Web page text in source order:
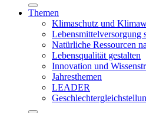
Themen
Klimaschutz und
Lebensmittelversorgung
Natürliche Ressourcen
Lebensqualität gestalten
Innovation und
Jahresthemen
LEADER